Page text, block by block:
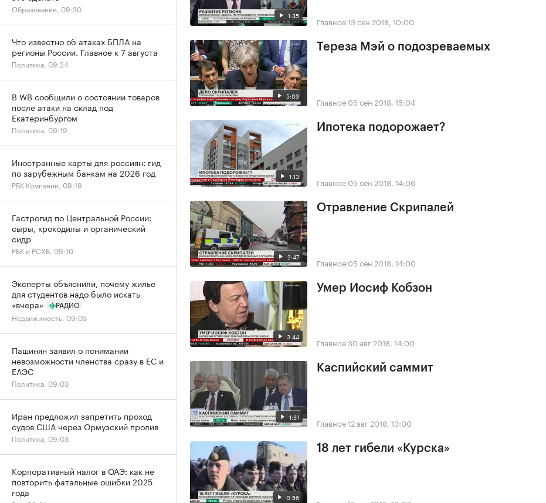
1:35 Главное13 сен 2018, 10:00
5:03
Тереза Мэй о подозреваемых
Главное 05 сен 2018, 15:04
1:13
Ипотека подорожает?
Главное 05 сен 2018, 14:06
2:47
Отравление Скрипалей
Главное 05 сен 2018, 14:00
3:44
Умер Иосиф Кобзон
Главное30 авг 2018, 14:00
1:31
Каспийский саммит
Главное12 авг 2018, 13:00
0:56
18 лет гибели «Курска»
Образование, 09:30
Что известно об атаках БПЛА на
регионы России. Главное к 7 августа
Политика, 09:24
В WB сообщили о состоянии товаров
после атаки на склад под
Екатеринбургом
Политика, 09:19
Иностранные карты для россиян: гид
по зарубежным банкам на 2026 год
РБК Компании, 09:19
Гастрогид по Центральной России:
сыры, крокодилы и органический
сидр
РБК и РСХБ, 09:10
Эксперты объяснили, почему жилье
для студентов надо было искать
«вчера»
РАДИО
Недвижимость, 09:03
Пашинян заявил о понимании
невозможности членства сразу в ЕС и
ЕАЭС
Политика, 09:03
Иран предложил запретить проход
судов США через Ормузский пролив
Политика, 09:03
Корпоративный налог в ОАЭ: как не
повторить фатальные ошибки 2025
года